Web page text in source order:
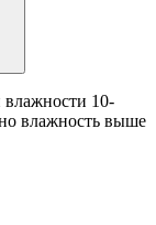
влажности 10-
влажность выше